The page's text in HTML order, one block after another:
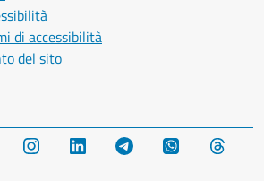
di accessibilità
del sito
YouTube Instagram LinkedIn Telegram WhatsApp